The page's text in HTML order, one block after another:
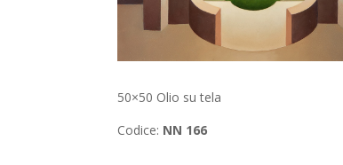
50×50 Olio su tela
Codice: NN 166